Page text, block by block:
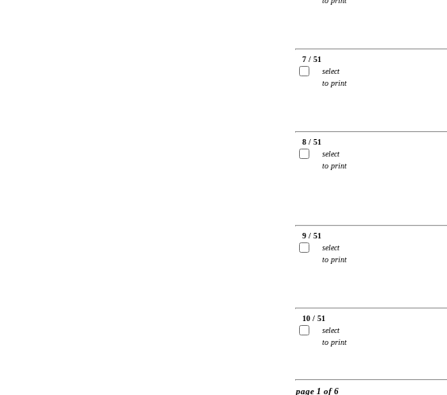
7 / 51
select
to print
8 / 51
select
to print
9 / 51
select
to print
10 / 51
select
to print
page 1 of 6